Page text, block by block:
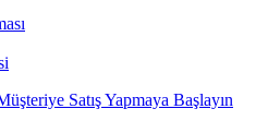
Satış Yapmaya Başlayın